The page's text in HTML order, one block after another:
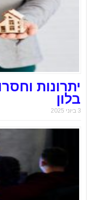
יתרונות
בלון
3 ביוני 2025